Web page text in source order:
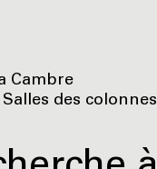
Cambre
des colonnes